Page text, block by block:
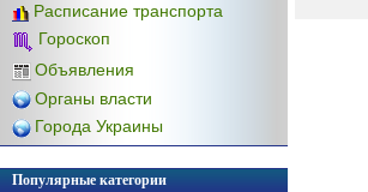
Расписание транспорта
Гороскоп
Объявления
Органы власти
Города Украины
Популярные категории